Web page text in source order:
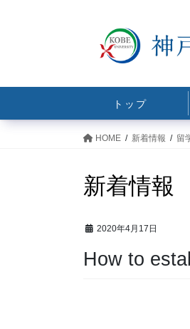
トップ
HOME 新着情報 留
新着情報
2020年4月17日
How to